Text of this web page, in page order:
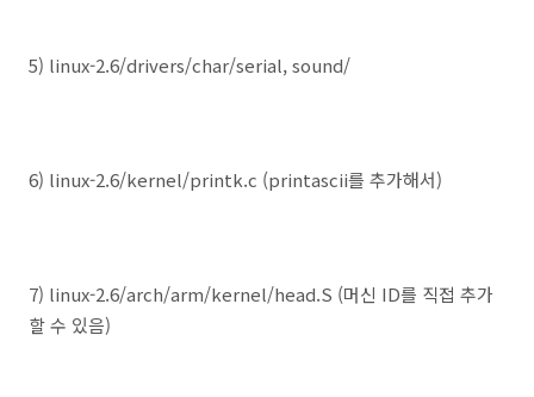
5) linux-2.6/drivers/char/serial, sound/
6) linux-2.6/kernel/printk.c (printascii를 추가해서)
7) linux-2.6/arch/arm/kernel/head.S (머신 ID를 직접 추가
할 수 있음)